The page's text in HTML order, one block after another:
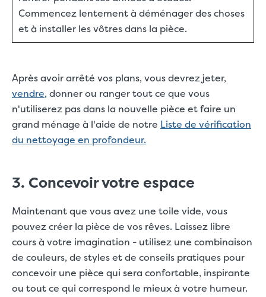
Commencez lentement à déménager des choses
et à installer les vôtres dans la pièce.
Après avoir arrêté vos plans, vous devrez jeter,
vendre, donner ou ranger tout ce que vous
n'utiliserez pas dans la nouvelle pièce et faire un
grand ménage à l'aide de notre Liste de vérification
du nettoyage en profondeur.
3. Concevoir votre espace
Maintenant que vous avez une toile vide, vous
pouvez créer la pièce de vos rêves. Laissez libre
cours à votre imagination - utilisez une combinaison
de couleurs, de styles et de conseils pratiques pour
concevoir une pièce qui sera confortable, inspirante
ou tout ce qui correspond le mieux à votre humeur.